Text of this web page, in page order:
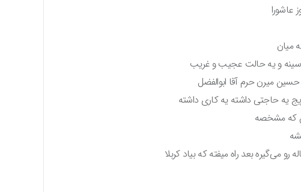
عاشورا
میان
سینه و یه حالت عجیب و غریب
میرن حرم آقا ابوالفضل
یه حاجتی داشته یه کاری داشته
من که مشخصه
می‌گیره بعد راه میفته که بیاد کربلا